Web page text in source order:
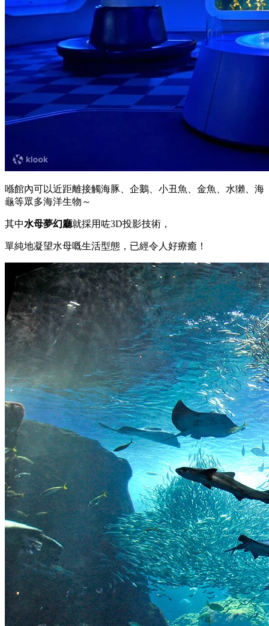
分別係地下兩層，以及地面一層，合共有14個展覽區域！
喺館內可以近距離接觸海豚、企鵝、小丑魚、金魚、水獺、海
龜等眾多海洋生物～
其中 水母夢幻廳 就採用咗3D投影技術，
單純地凝望水​​母嘅生活型態，已經令人好療癒！